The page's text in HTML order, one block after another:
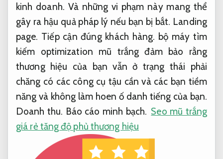
kinh doanh. Và những vi phạm này mang thể
gây ra hậu quả pháp lý nếu bạn bị bắt. Landing
page. Tiếp cận đúng khách hàng. bộ máy tìm
kiếm optimization mũ trắng đảm bảo rằng
thương hiệu của bạn vẫn ở trạng thái phải
chăng có các công cụ tậu cần và các bạn tiềm
năng và không làm hoen ố danh tiếng của bạn.
Doanh thu. Báo cáo minh bạch. Seo mũ trắng
giá rẻ tăng độ phủ thương hiệu